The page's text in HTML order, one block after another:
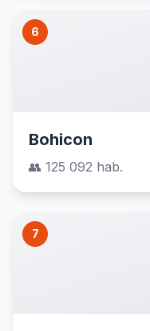
6
Bohicon
👥 125 092 hab.
7